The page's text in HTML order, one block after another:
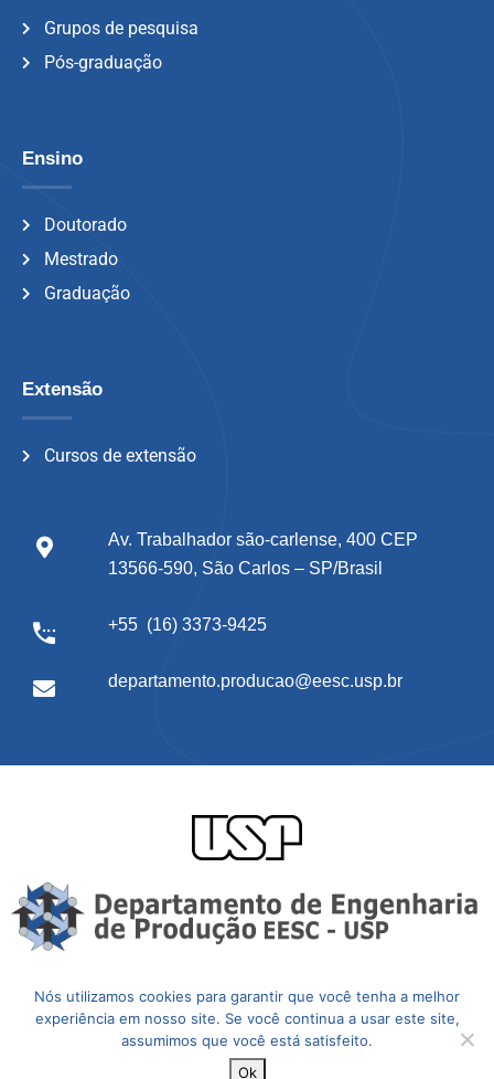
Grupos de pesquisa
Pós-graduação
Ensino
Doutorado
Mestrado
Graduação
Extensão
Cursos de extensão
Av. Trabalhador são-carlense, 400 CEP
13566-590, São Carlos – SP/Brasil
+55 (16) 3373-9425
departamento.producao@eesc.usp.br
Copyright © 2024. Departamento de Engenharia de Produção.
Nós utilizamos cookies para garantir que você tenha a melhor
experiência em nosso site. Se você continua a usar este site,
assumimos que você está satisfeito.
Ok